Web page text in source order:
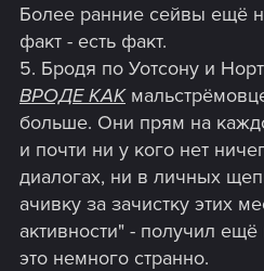
Более ранние сейвы ещё
факт - есть факт.
5. Бродя по Уотсону и
ВРОДЕ КАК
больше. Они прям на
и почти ни у кого нет
диалогах, ни в личных
ачивку за зачистку этих
активности" - получил
это немного странно.